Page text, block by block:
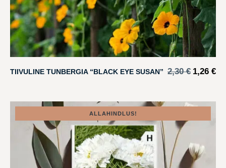
TIIVULINE TUNBERGIA “BLACK EYE SUSAN” 2,30€ 1,26 €
ALLAHINDLUS!